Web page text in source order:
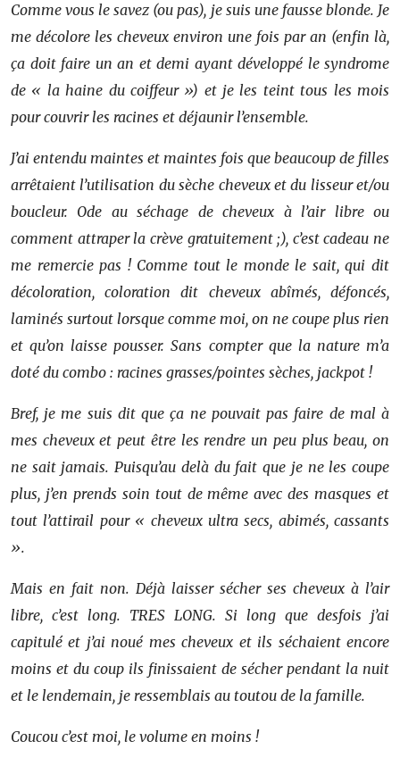
Comme vous le savez (ou pas), je suis une fausse blonde. Je
me décolore les cheveux environ une fois par an (enfin là,
ça doit faire un an et demi ayant développé le syndrome
de « la haine du coiffeur ») et je les teint tous les mois
pour couvrir les racines et déjaunir l’ensemble.
J’ai entendu maintes et maintes fois que beaucoup de filles
arrêtaient l’utilisation du sèche cheveux et du lisseur et/ou
boucleur. Ode au séchage de cheveux à l’air libre ou
comment attraper la crève gratuitement ;), c’est cadeau ne
me remercie pas ! Comme tout le monde le sait, qui dit
décoloration, coloration dit cheveux abîmés, défoncés,
laminés surtout lorsque comme moi, on ne coupe plus rien
et qu’on laisse pousser. Sans compter que la nature m’a
doté du combo : racines grasses/pointes sèches, jackpot !
Bref, je me suis dit que ça ne pouvait pas faire de mal à
mes cheveux et peut être les rendre un peu plus beau, on
ne sait jamais. Puisqu’au delà du fait que je ne les coupe
plus, j’en prends soin tout de même avec des masques et
tout l’attirail pour « cheveux ultra secs, abimés, cassants
».
Mais en fait non. Déjà laisser sécher ses cheveux à l’air
libre, c’est long. TRES LONG. Si long que desfois j’ai
capitulé et j’ai noué mes cheveux et ils séchaient encore
moins et du coup ils finissaient de sécher pendant la nuit
et le lendemain, je ressemblais au toutou de la famille.
Coucou c’est moi, le volume en moins !